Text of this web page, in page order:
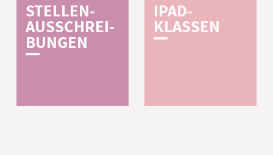
STELLEN-
AUSSCHREI-
BUNGEN
IPAD-
KLASSEN